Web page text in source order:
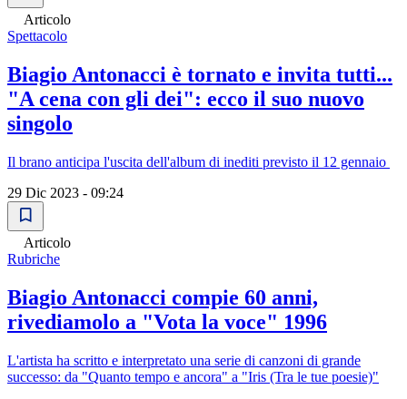
Articolo
Spettacolo
Biagio Antonacci è tornato e invita tutti...
"A cena con gli dei": ecco il suo nuovo
singolo
Il brano anticipa l'uscita dell'album di inediti previsto il 12 gennaio
29 Dic 2023 - 09:24
Articolo
Rubriche
Biagio Antonacci compie 60 anni,
rivediamolo a "Vota la voce" 1996
L'artista ha scritto e interpretato una serie di canzoni di grande
successo: da "Quanto tempo e ancora" a "Iris (Tra le tue poesie)"